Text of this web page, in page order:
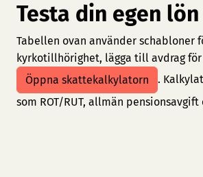
Testa din egen lön
Tabellen ovan använder
kyrkotillhörighet, lägga till avdrag
Öppna skattekalkylatorn
.
som ROT/RUT, allmän